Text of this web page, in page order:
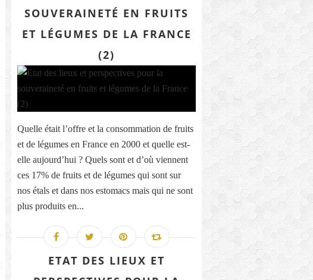
SOUVERAINETÉ EN FRUITS
ET LÉGUMES DE LA FRANCE
(2)
Quelle était l’offre et la consommation de fruits
et de légumes en France en 2000 et quelle est-
elle aujourd’hui ? Quels sont et d’où viennent
ces 17% de fruits et de légumes qui sont sur
nos étals et dans nos estomacs mais qui ne sont
plus produits en...
ETAT DES LIEUX ET